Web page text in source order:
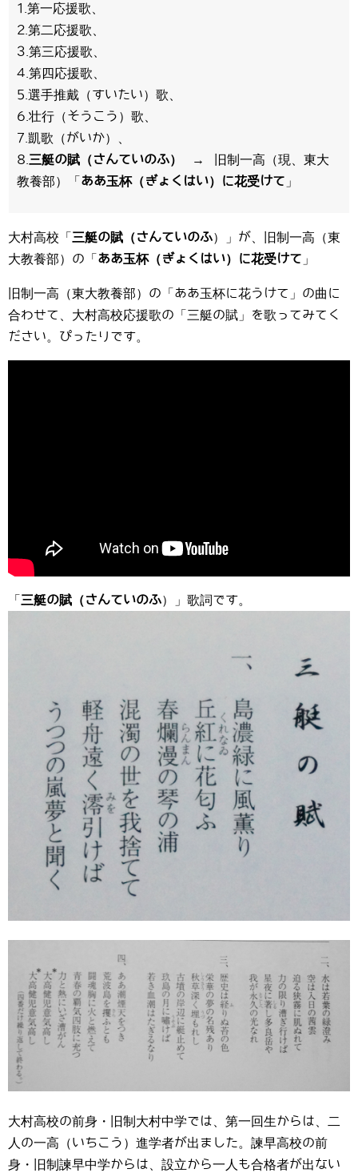
1.第一応援歌、
2.第二応援歌、
3.第三応援歌、
4.第四応援歌、
5.選手推戴（すいたい）歌、
6.壮行（そうこう）歌、
7.凱歌（がいか）、
8. 三艇の賦（さんていのふ）
→ 旧制一高（現、東大
教養部）「 ああ玉杯（ぎょくはい）に花受けて 」
大村高校「 三艇の賦（さんていのふ）」が、旧制一高（東
大教養部）の「 ああ玉杯（ぎょくはい）に花受けて 」
旧制一高（東大教養部）の「ああ玉杯に花うけて」の曲に
合わせて、大村高校応援歌の「三艇の賦」を歌ってみてく
ださい。ぴったりです。
「 三艇の賦（さんていのふ）」歌詞です。
大村高校の前身・旧制大村中学では、第一回生からは、二
人の一高（いちこう）進学者が出ました。諫早高校の前
身・旧制諫早中学からは、設立から一人も合格者が出ない